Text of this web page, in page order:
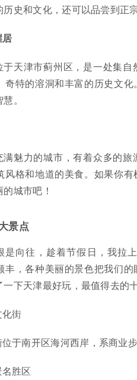
史和文化，还可以品尝到正
天津市蓟州区，是一处集
奇特的溶洞和丰富的历史文
。
满魅力的城市，有着众多的
风格和地道的美食。如果你
城市吧！
景点
是向往，趁着节假日，我拉
丰，各种美丽的景色把我们
下天津最好玩，最值得去的十
街
于南开区海河西岸，系商业
胜区